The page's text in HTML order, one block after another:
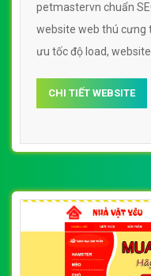
petmastervn chuẩn
website web thú cưng
ưu tốc độ load,
petmastervn
CHI TIẾT WEBSITE